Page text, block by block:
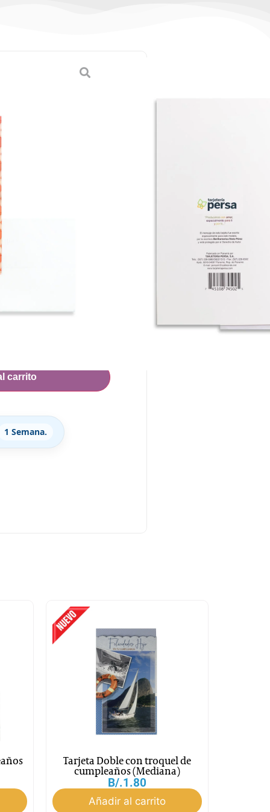
Medianas
carrito
1 Semana.
Tarjeta Doble con troquel de
cumpleaños (Mediana)
B/.1.80
Añadir al carrito